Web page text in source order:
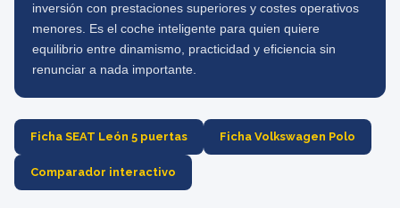
inversión con prestaciones superiores y costes operativos
menores. Es el coche inteligente para quien quiere
equilibrio entre dinamismo, practicidad y eficiencia sin
renunciar a nada importante.
Ficha SEAT León 5 puertas Ficha Volkswagen Polo
Comparador interactivo